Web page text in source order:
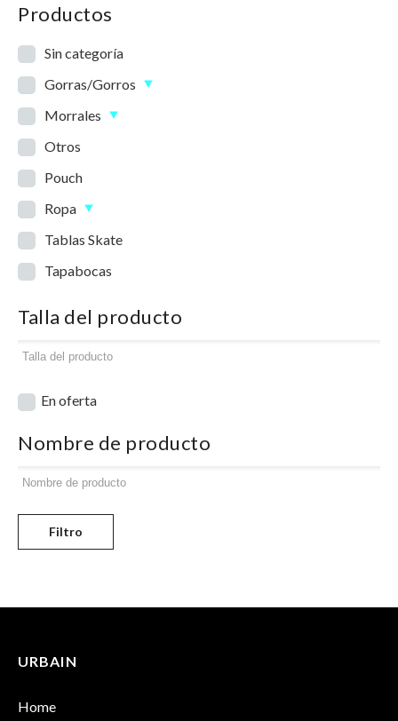
Productos
Sin categoría
Gorras/Gorros
Morrales
Otros
Pouch
Ropa
Tablas Skate
Tapabocas
Talla del producto
En oferta
Nombre de producto
Filtro
URBAIN
Home